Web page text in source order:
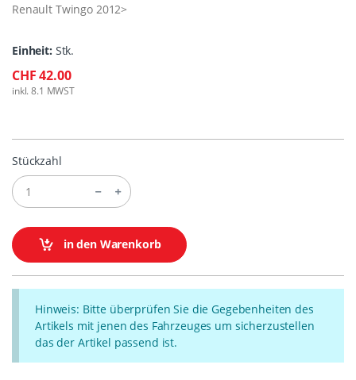
Renault Twingo 2012>
Einheit: Stk.
CHF 42.00
inkl. 8.1 MWST
Stückzahl
in den Warenkorb
Hinweis: Bitte überprüfen Sie die Gegebenheiten des
Artikels mit jenen des Fahrzeuges um sicherzustellen
das der Artikel passend ist.